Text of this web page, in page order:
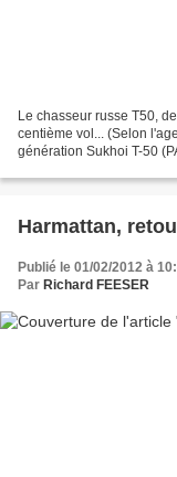
Le chasseur russe T50,
centième vol... (Selon
génération Sukhoi T-50
Harmattan,
Publié le 01/02/2012 à
Par Richard FEESER